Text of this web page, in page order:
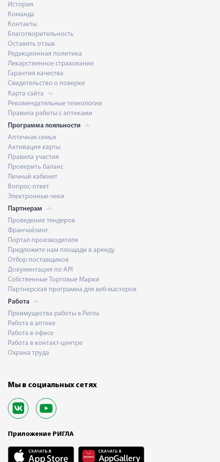
История
Команда
Контакты
Благотворительность
Оставить отзыв
Редакционная политика
Лекарственное страхование
Гарантия качества
Свидетельство о поверке
Карта сайта
Рекомендательные технологии
Правила работы с аптеками
Программа лояльности
Аптечная семья
Активация карты
Правила участия
Проверить баланс
Личный кабинет
Вопрос-ответ
Электронные чеки
Партнерам
Проведение тендеров
Франчайзинг
Портал производителя
Предложите нам площади в аренду
Отбор поставщиков
Документация по API
Собственные Торговые Марки
Партнерская программа для веб-мастеров
Работа
Преимущества работы в Ригла
Работа в аптеке
Работа в офисе
Работа в контакт-центре
Охрана труда
Мы в социальных сетях
Приложение РИГЛА